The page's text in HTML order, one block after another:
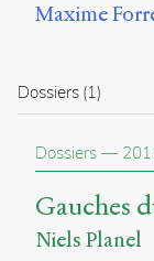
Maxime
Dossiers (1)
Dossiers —
Gauches
Niels Planel